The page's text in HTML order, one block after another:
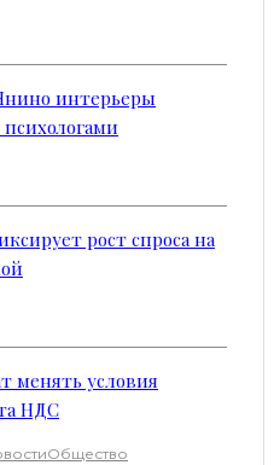
интерьеры
психологами
рост спроса на
менять условия
НДС
Общество